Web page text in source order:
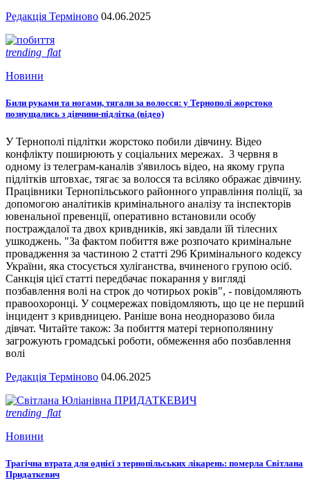
Редакція Терміново 04.06.2025
trending_flat
Новини
Били руками та ногами, тягали за волосся: у Тернополі жорстоко
познущались з дівчини-підлітка (відео)
У Тернополі підлітки жорстоко побили дівчину. Відео
конфлікту поширюють у соціальних мережах. 3 червня в
одному із телеграм-каналів з'явилось відео, на якому група
підлітків штовхає, тягає за волосся та всіляко ображає дівчину.
Працівники Тернопільського районного управління поліції, за
допомогою аналітиків кримінального аналізу та інспекторів
ювенальної превенції, оперативно встановили особу
постраждалої та двох кривдників, які завдали їй тілесних
ушкоджень. "За фактом побиття вже розпочато кримінальне
провадження за частиною 2 статті 296 Кримінального кодексу
України, яка стосується хуліганства, вчиненого групою осіб.
Санкція цієї статті передбачає покарання у вигляді
позбавлення волі на строк до чотирьох років", - повідомляють
правоохоронці. У соцмережах повідомляють, що це не перший
інцидент з кривдницею. Раніше вона неодноразово била
дівчат. Читайте також: За побиття матері тернополянину
загрожують громадські роботи, обмеження або позбавлення
волі
Редакція Терміново 04.06.2025
trending_flat
Новини
Трагічна втрата для однієї з тернопільських лікарень: померла Світлана
Придаткевич